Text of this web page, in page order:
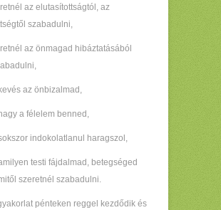
az elutasítottságtól, az
szabadulni,
az önmagad hibáztatásából
az önbizalmad,
a félelem benned,
indokolatlanul haragszol,
testi fájdalmad, betegséged
szeretnél szabadulni.
pénteken reggel kezdődik és